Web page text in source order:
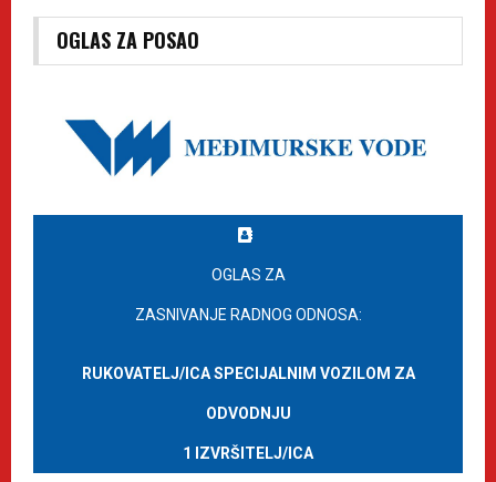
OGLAS ZA POSAO
OGLAS ZA
ZASNIVANJE RADNOG ODNOSA:
RUKOVATELJ/ICA SPECIJALNIM VOZILOM ZA
ODVODNJU
1 IZVRŠITELJ/ICA